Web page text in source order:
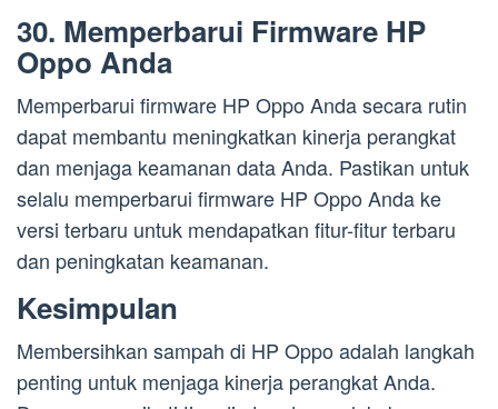
30. Memperbarui Firmware HP
Oppo Anda
Memperbarui firmware HP Oppo Anda secara rutin
dapat membantu meningkatkan kinerja perangkat
dan menjaga keamanan data Anda. Pastikan untuk
selalu memperbarui firmware HP Oppo Anda ke
versi terbaru untuk mendapatkan fitur-fitur terbaru
dan peningkatan keamanan.
Kesimpulan
Membersihkan sampah di HP Oppo adalah langkah
penting untuk menjaga kinerja perangkat Anda.